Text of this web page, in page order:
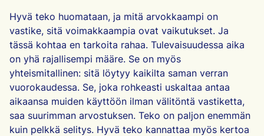
Hyvä teko huomataan, ja mitä arvokkaampi on
vastike, sitä voimakkaampia ovat vaikutukset. Ja
tässä kohtaa en tarkoita rahaa. Tulevaisuudessa aika
on yhä rajallisempi määre. Se on myös
yhteismitallinen: sitä löytyy kaikilta saman verran
vuorokaudessa. Se, joka rohkeasti uskaltaa antaa
aikaansa muiden käyttöön ilman välitöntä vastiketta,
saa suurimman arvostuksen. Teko on paljon enemmän
kuin pelkkä selitys. Hyvä teko kannattaa myös kertoa